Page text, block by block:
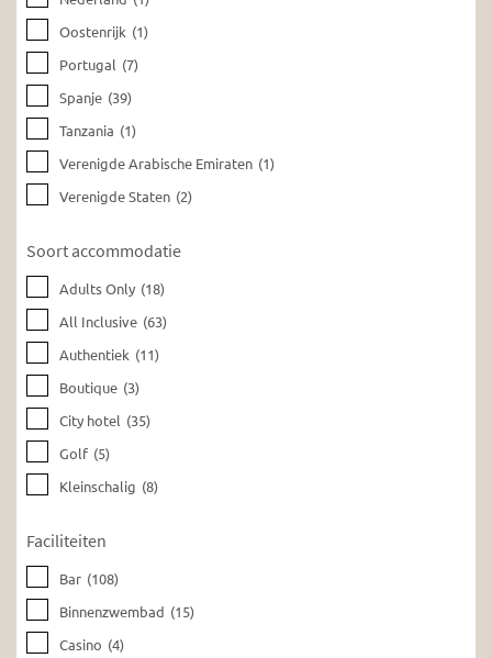
Oostenrijk (1)
Portugal (7)
Spanje (39)
Tanzania (1)
Verenigde Arabische Emiraten (1)
Verenigde Staten (2)
Soort accommodatie
Adults Only (18)
All Inclusive (63)
Authentiek (11)
Boutique (3)
City hotel (35)
Golf (5)
Kleinschalig (8)
Faciliteiten
Bar (108)
Binnenzwembad (15)
Casino (4)